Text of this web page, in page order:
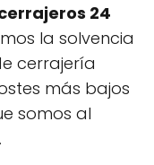
24
la solvencia
cerrajería
más bajos
somos al